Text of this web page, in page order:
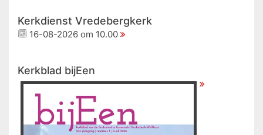
Kerkdienst Vredebergkerk
16-08-2026 om 10.00
Kerkblad bijEen